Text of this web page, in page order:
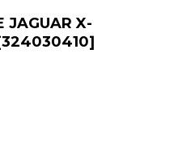
JAGUAR X-